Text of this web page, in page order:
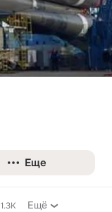
Еще
1.3K Ещё